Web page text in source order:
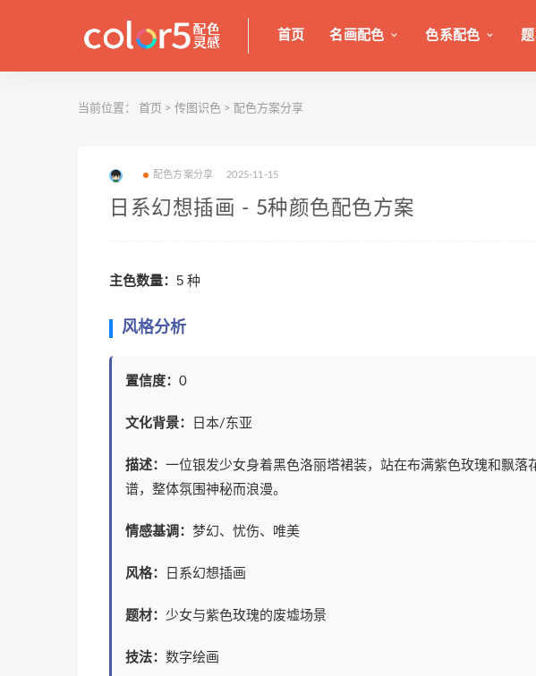
首页 名画配色 色系配色
当前位置： 首页 > 传图识色 > 配色方案分享
配色方案分享 2025-11-15
日系幻想插画 - 5种颜色配色方案
主色数量： 5 种
风格分析
置信度： 0
文化背景： 日本/东亚
描述： 一位银发少女身着黑色洛丽塔裙装，站在布满紫色玫瑰和飘落
谱，整体氛围神秘而浪漫。
情感基调： 梦幻、忧伤、唯美
风格： 日系幻想插画
题材： 少女与紫色玫瑰的废墟场景
技法： 数字绘画